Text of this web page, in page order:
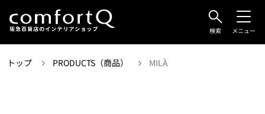
検索 メニュー
トップ PRODUCTS（商品） MILÀ